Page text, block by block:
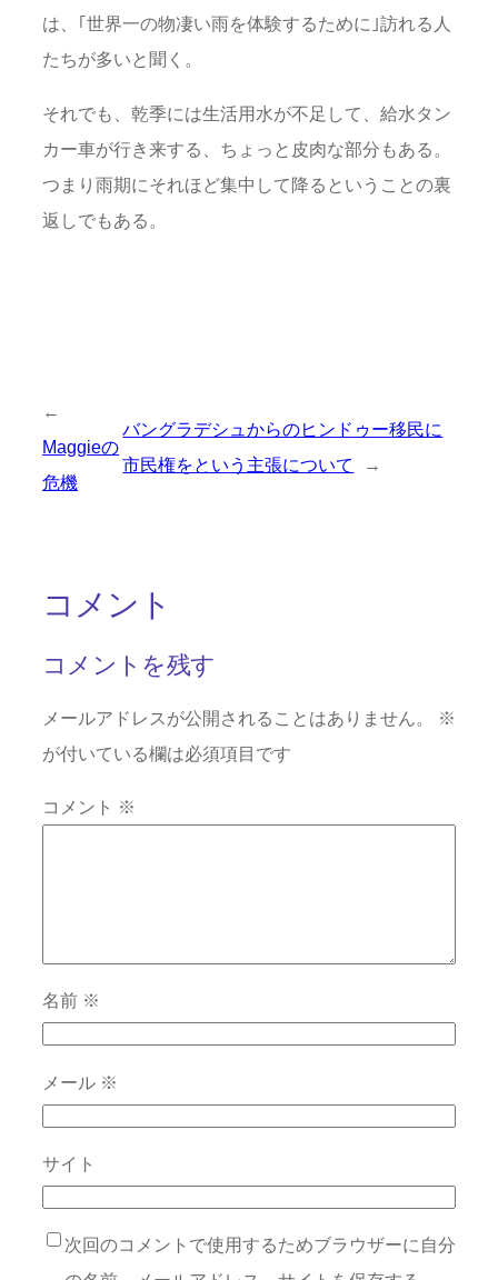
は、｢世界一の物凄い雨を体験するために｣訪れる人
たちが多いと聞く。
それでも、乾季には生活用水が不足して、給水タン
カー車が行き来する、ちょっと皮肉な部分もある。
つまり雨期にそれほど集中して降るということの裏
返しでもある。
←
Maggieの
危機
バングラデシュからのヒンドゥー移民に
市民権をという主張について
→
コメント
コメントを残す
メールアドレスが公開されることはありません。
※
が付いている欄は必須項目です
コメント ※
名前 ※
メール ※
サイト
次回のコメントで使用するためブラウザーに自分